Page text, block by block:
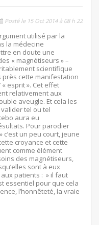
Posté le 15 Oct 2014 à 08 h 22
utilisé par la
la médecine
en doute une
« magnétiseurs » –
scientifique
cette manifestation
esprit ». Cet effet
relativement aux
aveugle. Et cela les
tel ou tel
aura eu
Pour parodier
un peu court, jeune
croyance et cette
comme élément
des magnétiseurs,
sont à eux
patients : » il faut
essentiel pour que cela
l’honnêteté, la vraie